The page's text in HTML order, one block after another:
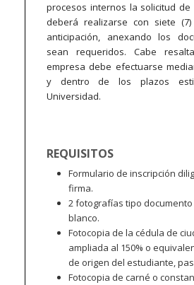
procesos internos la solicitud de
deberá realizarse con siete
anticipación, anexando los
sean requeridos. Cabe
empresa debe efectuarse
y dentro de los plazos
Universidad.
REQUISITOS
Formulario de inscripción
firma.
2 fotografías tipo
blanco.
Fotocopia de la cédula de
ampliada al 150% o
de origen del estudiante,
Fotocopia de carné o